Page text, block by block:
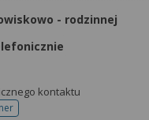
- rodzinnej
kontaktu
do rejestracji